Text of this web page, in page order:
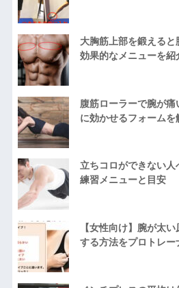
大胸筋上部を鍛えると
効果的なメニューを紹
腹筋ローラーで腕が
に効かせるフォームを
立ちコロができない
練習メニューと目安
【女性向け】腕が太
する方法をプロトレー